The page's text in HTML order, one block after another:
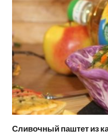
Сливочный паштет из